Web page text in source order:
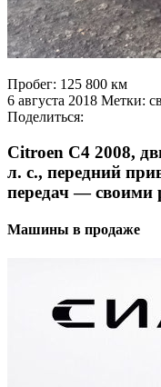
Пробег: 125 800 км
6 августа 2018 Метки:
Поделиться:
Citroen C4 2008,
л. с., передний
передач — своими
Машины в продаже